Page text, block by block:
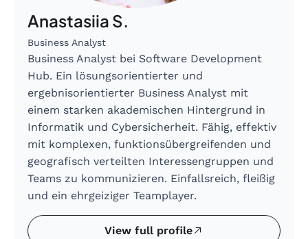
Anastasiia S.
Business Analyst
Business Analyst bei Software Development
Hub. Ein lösungsorientierter und
ergebnisorientierter Business Analyst mit
einem starken akademischen Hintergrund in
Informatik und Cybersicherheit. Fähig, effektiv
mit komplexen, funktionsübergreifenden und
geografisch verteilten Interessengruppen und
Teams zu kommunizieren. Einfallsreich, fleißig
und ein ehrgeiziger Teamplayer.
View full profile